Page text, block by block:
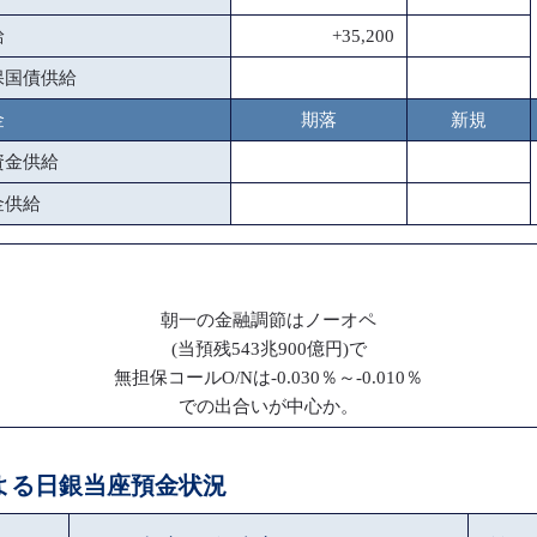
+35,200
債供給
期落 新規
金供給
供給
朝一の金融調節はノーオペ
(当預残543兆900億円)で
無担保コールO/Nは-0.030％～-0.010％
での出合いが中心か。
る日銀当座預金状況